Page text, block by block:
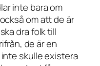
inte bara om
om att de är
dra folk till
de är en
skulle existera